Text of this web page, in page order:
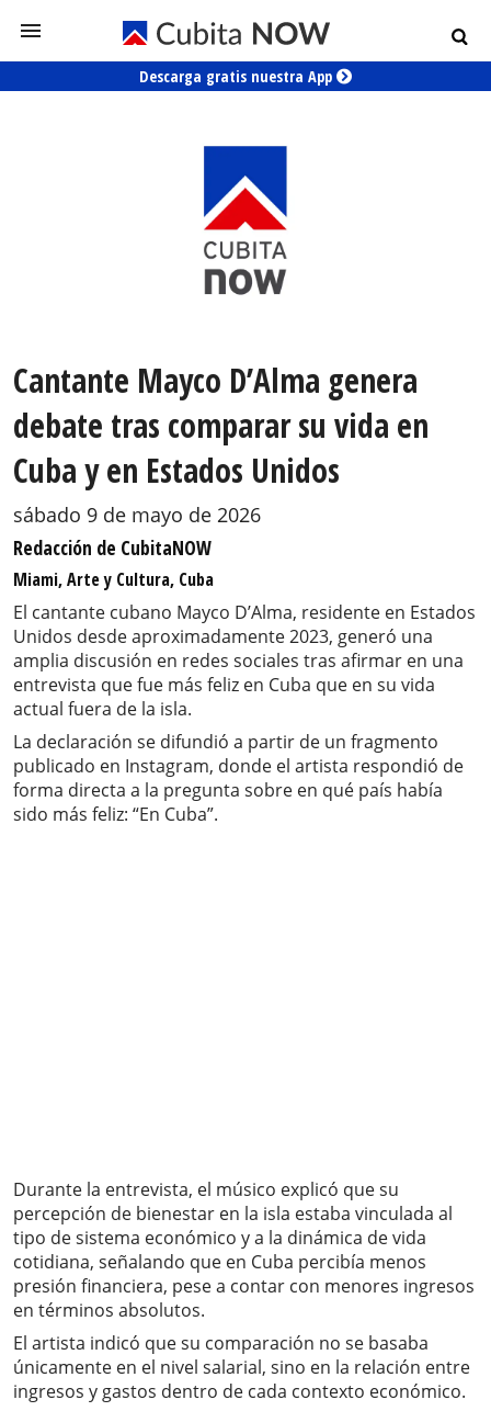
Descarga gratis nuestra App
Cantante Mayco D’Alma genera
debate tras comparar su vida en
Cuba y en Estados Unidos
sábado 9 de mayo de 2026
Redacción de CubitaNOW
Miami, Arte y Cultura, Cuba
El cantante cubano Mayco D’Alma, residente en Estados
Unidos desde aproximadamente 2023, generó una
amplia discusión en redes sociales tras afirmar en una
entrevista que fue más feliz en Cuba que en su vida
actual fuera de la isla.
La declaración se difundió a partir de un fragmento
publicado en Instagram, donde el artista respondió de
forma directa a la pregunta sobre en qué país había
sido más feliz: “En Cuba”.
Durante la entrevista, el músico explicó que su
percepción de bienestar en la isla estaba vinculada al
tipo de sistema económico y a la dinámica de vida
cotidiana, señalando que en Cuba percibía menos
presión financiera, pese a contar con menores ingresos
en términos absolutos.
El artista indicó que su comparación no se basaba
únicamente en el nivel salarial, sino en la relación entre
ingresos y gastos dentro de cada contexto económico.